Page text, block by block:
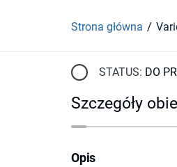
Strona główna
STATUS: DO
Szczegóły
Opis